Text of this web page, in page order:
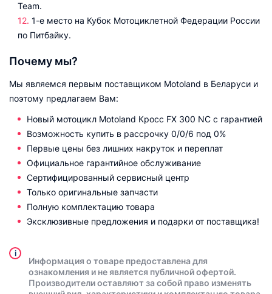
Team.
1-е место на Кубок Мотоциклетной Федерации России
по Питбайку.
Почему мы?
Мы являемся первым поставщиком Motoland в Беларуси и
поэтому предлагаем Вам:
Новый мотоцикл Motoland Кросс FX 300 NC с гарантией
Возможность купить в рассрочку 0/0/6 под 0%
Первые цены без лишних накруток и переплат
Официальное гарантийное обслуживание
Сертифицированный сервисный центр
Только оригинальные запчасти
Полную комплектацию товара
Эксклюзивные предложения и подарки от поставщика!
i
Информация о товаре предоставлена для
ознакомления и не является публичной офертой.
Производители оставляют за собой право изменять